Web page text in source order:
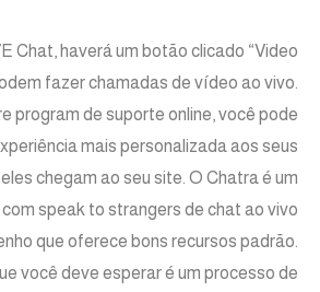
Chat, haverá um botão clicado “Video
fazer chamadas de vídeo ao vivo.
program de suporte online, você pode
mais personalizada aos seus
chegam ao seu site. O Chatra é um
speak to strangers de chat ao vivo
que oferece bons recursos padrão.
você deve esperar é um processo de